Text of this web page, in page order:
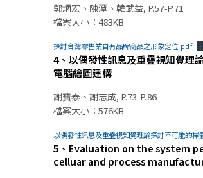
郭炳宏、陳潭、韓武益, P.57-P.71
檔案大小：483KB
探討台灣零售業自有品牌商品之形象定位.pdf
4、以偶發性訊息及重疊視知覺理
電腦繪圖建構
謝寶泰、謝志成, P.73-P.86
檔案大小：576KB
以偶發性訊息及重疊視知覺理論探討不可能的
5、Evaluation on the system
celluar and process